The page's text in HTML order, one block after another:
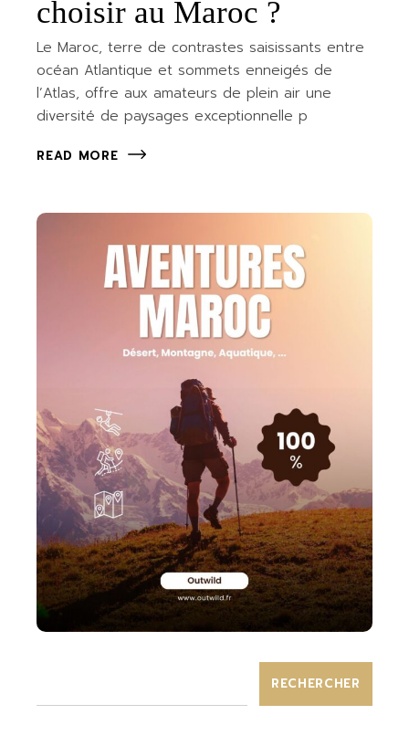
choisir au Maroc ?
Le Maroc, terre de contrastes saisissants entre
océan Atlantique et sommets enneigés de
l’Atlas, offre aux amateurs de plein air une
diversité de paysages exceptionnelle p
READ MORE
RECHERCHER